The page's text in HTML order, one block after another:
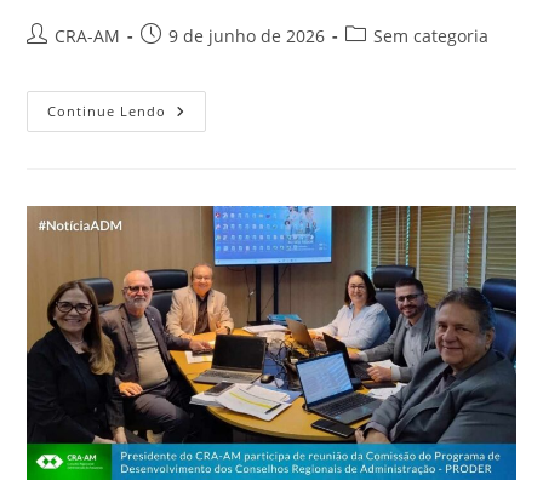
CRA-AM 9 de junho de 2026 Sem categoria
Continue Lendo